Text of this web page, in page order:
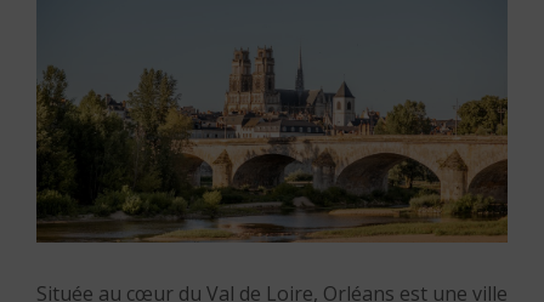
Située au cœur du Val de Loire, Orléans est une ville